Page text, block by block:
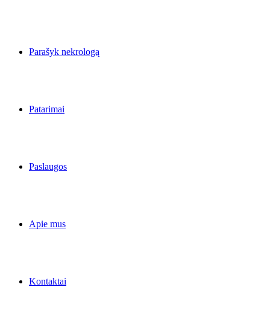
Parašyk nekrologą
Patarimai
Paslaugos
Apie mus
Kontaktai